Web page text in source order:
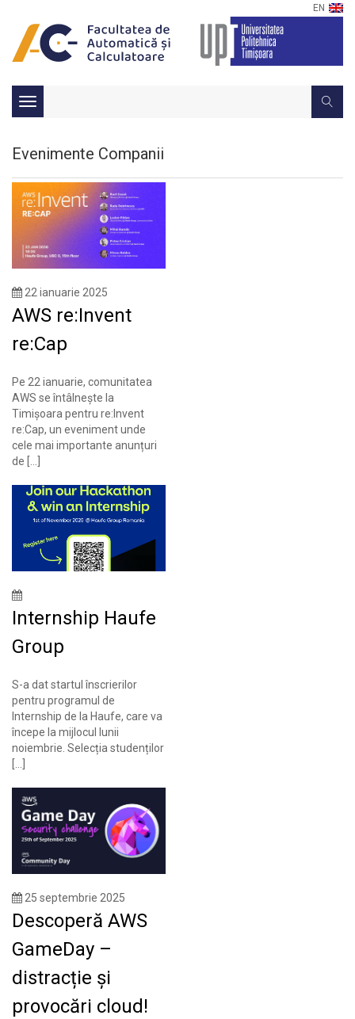
EN
Toggle
navigation
Evenimente Companii
22 ianuarie 2025
AWS re:Invent
re:Cap
Pe 22 ianuarie, comunitatea
AWS se întâlnește la
Timișoara pentru re:Invent
re:Cap, un eveniment unde
cele mai importante anunțuri
de […]
Internship Haufe
Group
S-a dat startul înscrierilor
pentru programul de
Internship de la Haufe, care va
începe la mijlocul lunii
noiembrie. Selecția studenților
25 septembrie 2025
Descoperă AWS
GameDay –
distracție și
provocări cloud!